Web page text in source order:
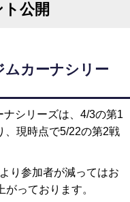
公開
ムカーナシリー
シリーズは、4/3の第1
、現時点で5/22の第2戦
り参加者が減ってはお
っております。